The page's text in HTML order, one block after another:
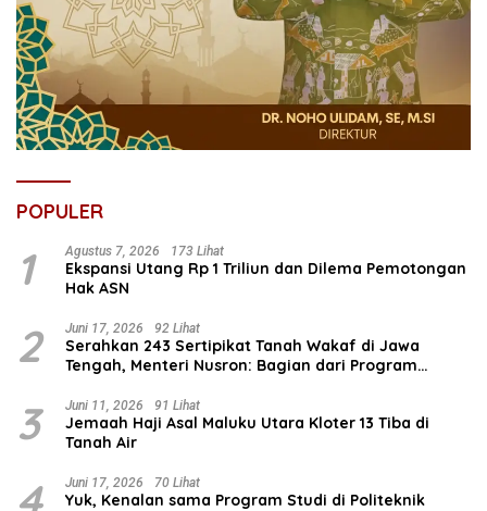
POPULER
1 Agustus 7, 2026 173 Lihat
Ekspansi Utang Rp 1 Triliun dan Dilema Pemotongan
Hak ASN
2 Juni 17, 2026 92 Lihat
Serahkan 243 Sertipikat Tanah Wakaf di Jawa
Tengah, Menteri Nusron: Bagian dari Program
Umat
3 Juni 11, 2026 91 Lihat
Jemaah Haji Asal Maluku Utara Kloter 13 Tiba di
Tanah Air
4 Juni 17, 2026 70 Lihat
Yuk, Kenalan sama Program Studi di Politeknik